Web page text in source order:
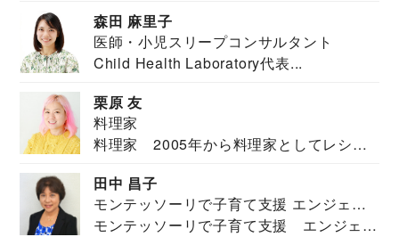
森田 麻里子
医師・小児スリープコンサルタント
Child Health Laboratory代表...
栗原 友
料理家
料理家 2005年から料理家としてレシピ
田中 昌子
モンテッソーリで子育て支援 エンジェル
ズハウス研究所所長
モンテッソーリで子育て支援 エンジェル